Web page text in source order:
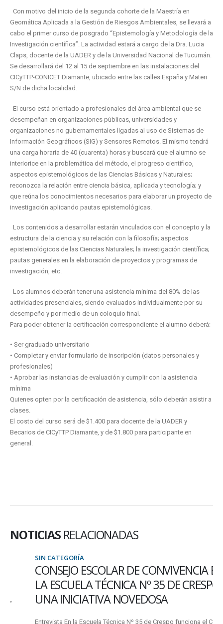
Con motivo del inicio de la segunda cohorte de la Maestría en
Geomática Aplicada a la Gestión de Riesgos Ambientales, se llevará a
cabo el primer curso de posgrado “Epistemología y Metodología de la
Investigación científica”. La actividad estará a cargo de la Dra. Lucia
Claps, docente de la UADER y de la Universidad Nacional de Tucumán.
Se desarrollará del 12 al 15 de septiembre en las instalaciones del
CICyTTP-CONICET Diamante, ubicado entre las calles España y Materi
S/N de dicha localidad.
El curso está orientado a profesionales del área ambiental que se
desempeñan en organizaciones públicas, universidades y
organizaciones no gubernamentales ligadas al uso de Sistemas de
Información Geográficos (SIG) y Sensores Remotos. El mismo tendrá
una carga horaria de 40 (cuarenta) horas y buscará que el alumno se
interiorice en la problemática del método, el progreso científico,
aspectos epistemológicos de las Ciencias Básicas y Naturales;
reconozca la relación entre ciencia básica, aplicada y tecnología; y
que reúna los conocimientos necesarios para elaborar un proyecto de
investigación aplicando pautas epistemológicas.
Los contenidos a desarrollar estarán vinculados con el concepto y la
estructura de la ciencia y su relación con la filosofía; aspectos
epistemológicos de las Ciencias Naturales; la investigación científica;
pautas generales en la elaboración de proyectos y programas de
investigación, etc.
Los alumnos deberán tener una asistencia mínima del 80% de las
actividades presenciales, siendo evaluados individualmente por su
desempeño y por medio de un coloquio final.
Para poder obtener la certificación correspondiente el alumno deberá:
• Ser graduado universitario
• Completar y enviar formulario de inscripción (datos personales y
profesionales)
• Aprobar las instancias de evaluación y cumplir con la asistencia
mínima
Quienes opten por la certificación de asistencia, sólo deberán asistir a
clases.
El costo del curso será de $1.400 para docente de la UADER y
Becarios de CICyTTP Diamante, y de $1.800 para participante en
general.
NOTICIAS RELACIONADAS
SIN CATEGORÍA
CONSEJO ESCOLAR DE CONVIVENCIA EN
LA ESCUELA TÉCNICA Nº 35 DE CRESPO.
UNA INICIATIVA NOVEDOSA
Entrevista En la Escuela Técnica Nº 35 de Crespo funciona el Consejo